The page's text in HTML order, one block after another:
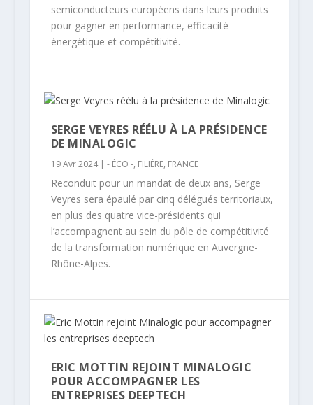
semiconducteurs européens dans leurs produits
pour gagner en performance, efficacité
énergétique et compétitivité.
SERGE VEYRES RÉÉLU À LA PRÉSIDENCE
DE MINALOGIC
19 Avr 2024| - ÉCO -, FILIÈRE, FRANCE
Reconduit pour un mandat de deux ans, Serge
Veyres sera épaulé par cinq délégués territoriaux,
en plus des quatre vice-présidents qui
l’accompagnent au sein du pôle de compétitivité
de la transformation numérique en Auvergne-
Rhône-Alpes.
ERIC MOTTIN REJOINT MINALOGIC
POUR ACCOMPAGNER LES
ENTREPRISES DEEPTECH